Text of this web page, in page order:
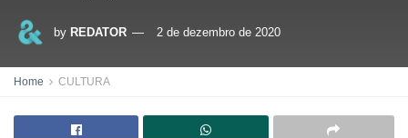
by REDATOR 2 de dezembro de 2020
Home CULTURA